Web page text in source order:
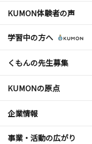
KUMON体験者の声
学習中の方へ
くもんの先生募集
KUMONの原点
企業情報
事業・活動の広がり